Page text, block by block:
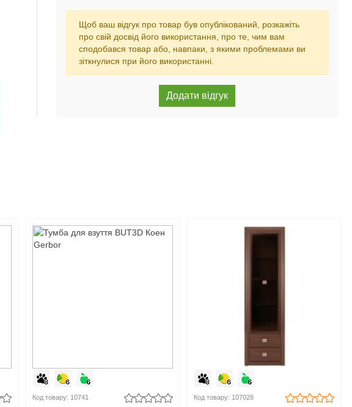
Щоб ваш відгук про товар був опублікований, розкажіть
про свій досвід його використання, про те, чим вам
сподобався товар або, навпаки, з якими проблемами ви
зіткнулися при його використанні.
Код товару: 10741 Код товару: 107028